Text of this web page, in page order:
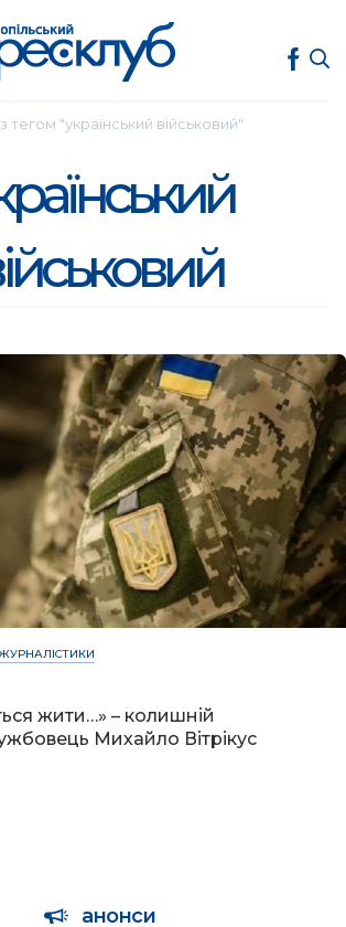
тегом "український військовий"
жити…» – колишній
Михайло Вітрікус
анонси